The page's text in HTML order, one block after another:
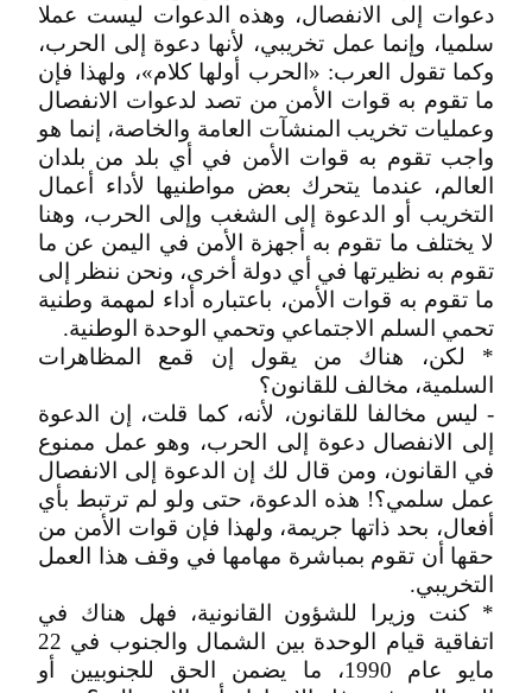
دعوات إلى الانفصال، وهذه الدعوات ليست عملا
سلميا، وإنما عمل تخريبي، لأنها دعوة إلى الحرب،
وكما تقول العرب: «الحرب أولها كلام»، ولهذا فإن
ما تقوم به قوات الأمن من تصد لدعوات الانفصال
وعمليات تخريب المنشآت العامة والخاصة، إنما هو
واجب تقوم به قوات الأمن في أي بلد من بلدان
العالم، عندما يتحرك بعض مواطنيها لأداء أعمال
التخريب أو الدعوة إلى الشغب وإلى الحرب، وهنا
لا يختلف ما تقوم به أجهزة الأمن في اليمن عن ما
تقوم به نظيرتها في أي دولة أخرى، ونحن ننظر إلى
ما تقوم به قوات الأمن، باعتباره أداء لمهمة وطنية
تحمي السلم الاجتماعي وتحمي الوحدة الوطنية.
* لكن، هناك من يقول إن قمع المظاهرات
السلمية، مخالف للقانون؟
- ليس مخالفا للقانون، لأنه، كما قلت، إن الدعوة
إلى الانفصال دعوة إلى الحرب، وهو عمل ممنوع
في القانون، ومن قال لك إن الدعوة إلى الانفصال
عمل سلمي؟! هذه الدعوة، حتى ولو لم ترتبط بأي
أفعال، بحد ذاتها جريمة، ولهذا فإن قوات الأمن من
حقها أن تقوم بمباشرة مهامها في وقف هذا العمل
التخريبي.
* كنت وزيرا للشؤون القانونية، فهل هناك في
اتفاقية قيام الوحدة بين الشمال والجنوب في 22
مايو عام 1990، ما يضمن الحق للجنوبيين أو